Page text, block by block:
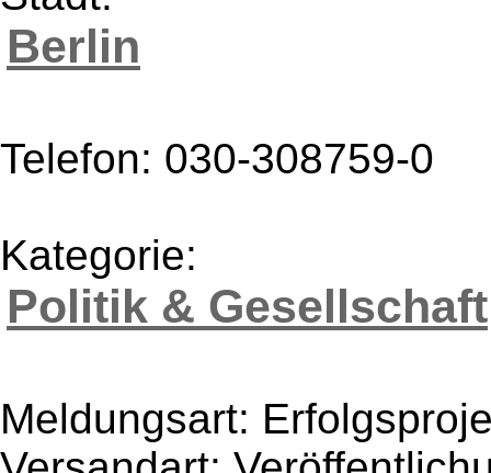
Berlin
Telefon: 030-308759-0
Kategorie:
Politik & Gesellschaft
Meldungsart: